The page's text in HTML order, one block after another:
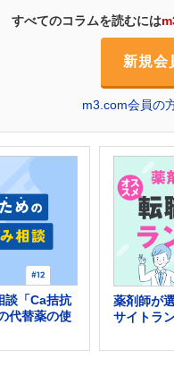
すべてのコラムを読むには
新規会
m3.com会員の
談「Ca拮抗
代替薬の使
薬剤師が
サイトラ